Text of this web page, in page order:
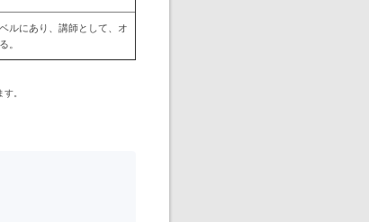
ルにあり、講師として、オ
。
。